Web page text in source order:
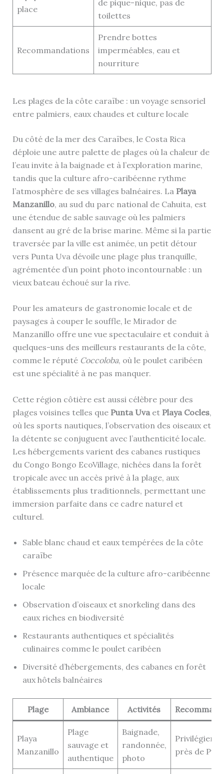
place
de pique-nique, pas de
toilettes
Recommandations
Prendre bottes
imperméables, eau et
nourriture
Les plages de la côte caraïbe : un voyage sensoriel
entre palmiers, eaux chaudes et culture locale
Du côté de la mer des Caraïbes, le Costa Rica
déploie une autre palette de plages où la chaleur de
l’eau invite à la baignade et à l’exploration marine,
tandis que la culture afro-caribéenne rythme
l’atmosphère de ses villages balnéaires. La Playa
Manzanillo, au sud du parc national de Cahuita, est
une étendue de sable sauvage où les palmiers
dansent au gré de la brise marine. Même si la partie
traversée par la ville est animée, un petit détour
vers Punta Uva dévoile une plage plus tranquille,
agrémentée d’un point photo incontournable : un
vieux bateau échoué sur la rive.
Pour les amateurs de gastronomie locale et de
paysages à couper le souffle, le Mirador de
Manzanillo offre une vue spectaculaire et conduit à
quelques-uns des meilleurs restaurants de la côte,
comme le réputé Coccoloba, où le poulet caribéen
est une spécialité à ne pas manquer.
Cette région côtière est aussi célèbre pour des
plages voisines telles que Punta Uvaet Playa Cocles,
où les sports nautiques, l’observation des oiseaux et
la détente se conjuguent avec l’authenticité locale.
Les hébergements varient des cabanes rustiques
du Congo Bongo EcoVillage, nichées dans la forêt
tropicale avec un accès privé à la plage, aux
établissements plus traditionnels, permettant une
immersion parfaite dans ce cadre naturel et
culturel.
Sable blanc chaud et eaux tempérées de la côte
caraïbe
Présence marquée de la culture afro-caribéenne
locale
Observation d’oiseaux et snorkeling dans des
eaux riches en biodiversité
Restaurants authentiques et spécialités
culinaires comme le poulet caribéen
Diversité d’hébergements, des cabanes en forêt
aux hôtels balnéaires
Plage Ambiance Activités
Playa
Manzanillo
Plage
sauvage et
authentique
Baignade,
randonnée,
photo
Privilégier
près de